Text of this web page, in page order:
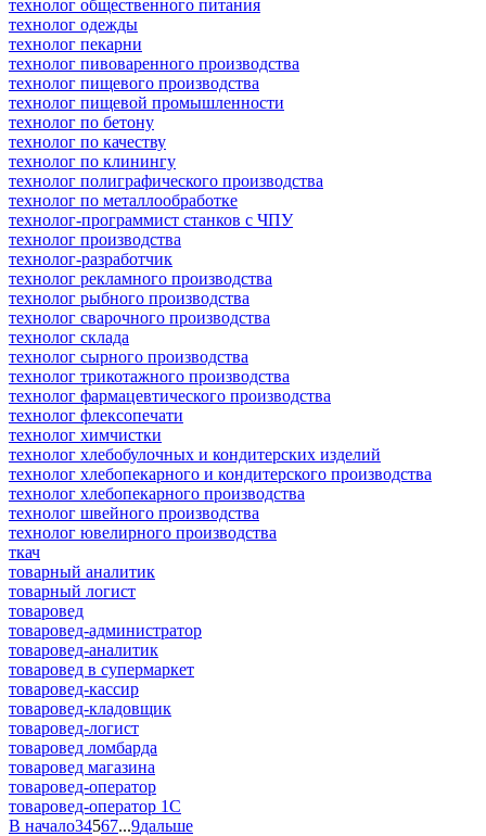
технолог общественного питания
технолог одежды
технолог пекарни
технолог пивоваренного производства
технолог пищевого производства
технолог пищевой промышленности
технолог по бетону
технолог по качеству
технолог по клинингу
технолог полиграфического производства
технолог по металлообработке
технолог-программист станков с ЧПУ
технолог производства
технолог-разработчик
технолог рекламного производства
технолог рыбного производства
технолог сварочного производства
технолог склада
технолог сырного производства
технолог трикотажного производства
технолог фармацевтического производства
технолог флексопечати
технолог химчистки
технолог хлебобулочных и кондитерских изделий
технолог хлебопекарного и кондитерского производства
технолог хлебопекарного производства
технолог швейного производства
технолог ювелирного производства
ткач
товарный аналитик
товарный логист
товаровед
товаровед-администратор
товаровед-аналитик
товаровед в супермаркет
товаровед-кассир
товаровед-кладовщик
товаровед-логист
товаровед ломбарда
товаровед магазина
товаровед-оператор
товаровед-оператор 1С
В начало34567...9дальше